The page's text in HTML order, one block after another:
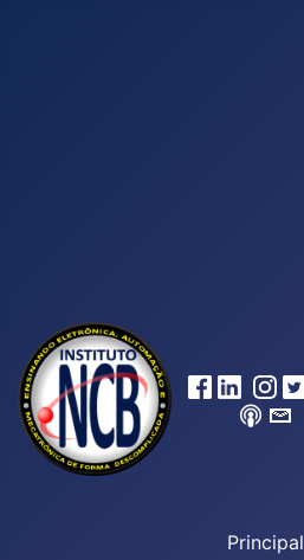
Principal